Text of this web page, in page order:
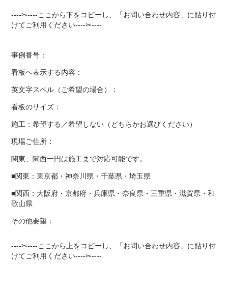
----✂----ここから下をコピーし、「お問い合わせ内容」に貼り付
けてご利用ください----✂----
事例番号：
看板へ表示する内容：
英文字スペル（ご希望の場合）：
看板のサイズ：
施工：希望する／希望しない（どちらかお選びください）
現場ご住所：
関東、関西一円は施工まで対応可能です。
■関東：東京都・神奈川県・千葉県・埼玉県
■関西：大阪府・京都府・兵庫県・奈良県・三重県・滋賀県・和
歌山県
その他要望：
----✂----ここから上をコピーし、「お問い合わせ内容」に貼り付
けてご利用ください----✂----